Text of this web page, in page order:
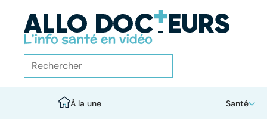
À la une Santé